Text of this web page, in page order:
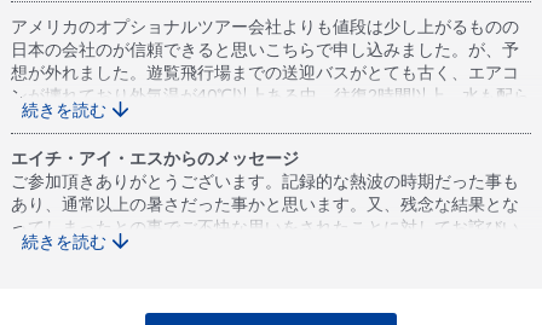
アメリカのオプショナルツアー会社よりも値段は少し上がるものの
日本の会社のが信頼できると思いこちらで申し込みました。が、予
想が外れました。遊覧飛行場までの送迎バスがとても古く、エアコ
ンが壊れており外気温が40℃以上ある中、往復2時間以上、水も配ら
れず熱中症になりかけました。往路のバスで体調が悪くなったせい
で遊覧飛行時にも酔い止めを飲んだのにも関わらず気持ち悪くな
り、グランドキャニオンの景色が途中から全く楽しめませんでし
た。まだ日本人観光客が戻っておらず、アメリカの催行会社にお任
せするのもわかりますが、今までこちらで申し込んだ海外のオプシ
ョナルツアーで嫌な思いをしたことがなかっただけに、残念でし
た。普通は海外の移動車はエアコンが効きすぎて寒いくらいなので
続きを読む
エイチ・アイ・エスからのメッセージ
ご参加頂きありがとうございます。記録的な熱波の時期だった事も
あり、通常以上の暑さだった事かと思います。又、残念な結果とな
ってしまったとの事でご不快な思いをされたことに対してお詫びい
たします。車両の状態に関しては改善するよう、頂いた内容を催行
続きを読む